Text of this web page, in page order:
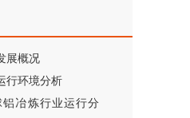
展概况
行环境分析
冶炼行业运行分